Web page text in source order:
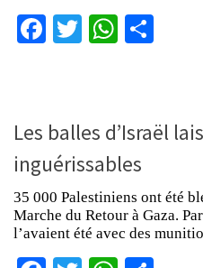
Facebook
Twitter
Les balles d’Israël
inguérissables
35 000 Palestiniens ont été
Marche du Retour à Gaza.
l’avaient été avec des